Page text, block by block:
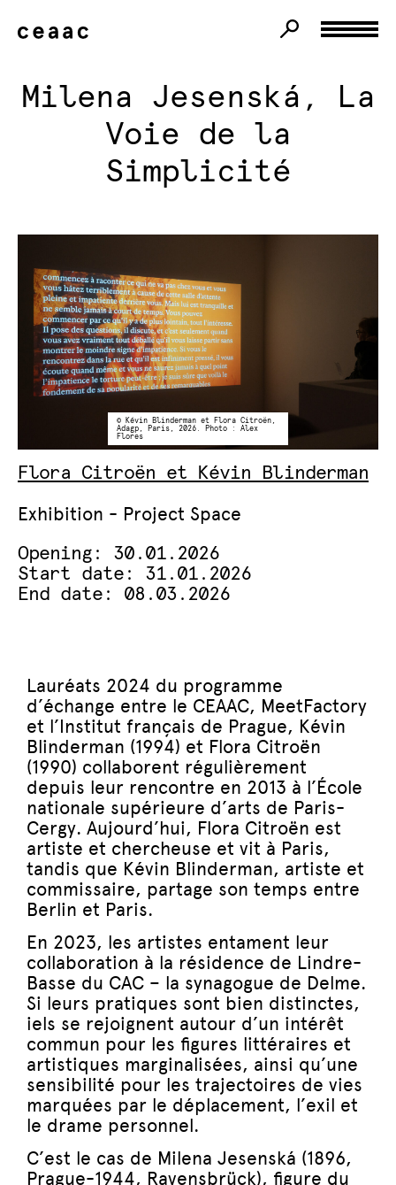
Milena Jesenská, La
Voie de la
Simplicité
© Kévin Blinderman et Flora Citroën,
Adagp, Paris, 2026. Photo : Alex
Flores
Flora Citroën et Kévin Blinderman
Exhibition - Project Space
Opening: 30.01.2026
Start date: 31.01.2026
End date: 08.03.2026
Lauréats 2024 du programme
d’échange entre le CEAAC, MeetFactory
et l’Institut français de Prague, Kévin
Blinderman (1994) et Flora Citroën
(1990) collaborent régulièrement
depuis leur rencontre en 2013 à l’École
nationale supérieure d’arts de Paris-
Cergy. Aujourd’hui, Flora Citroën est
artiste et chercheuse et vit à Paris,
tandis que Kévin Blinderman, artiste et
commissaire, partage son temps entre
Berlin et Paris.
En 2023, les artistes entament leur
collaboration à la résidence de Lindre-
Basse du CAC – la synagogue de Delme.
Si leurs pratiques sont bien distinctes,
iels se rejoignent autour d’un intérêt
commun pour les figures littéraires et
artistiques marginalisées, ainsi qu’une
sensibilité pour les trajectoires de vies
marquées par le déplacement, l’exil et
le drame personnel.
C’est le cas de Milena Jesenská (1896,
Prague-1944, Ravensbrück), figure du